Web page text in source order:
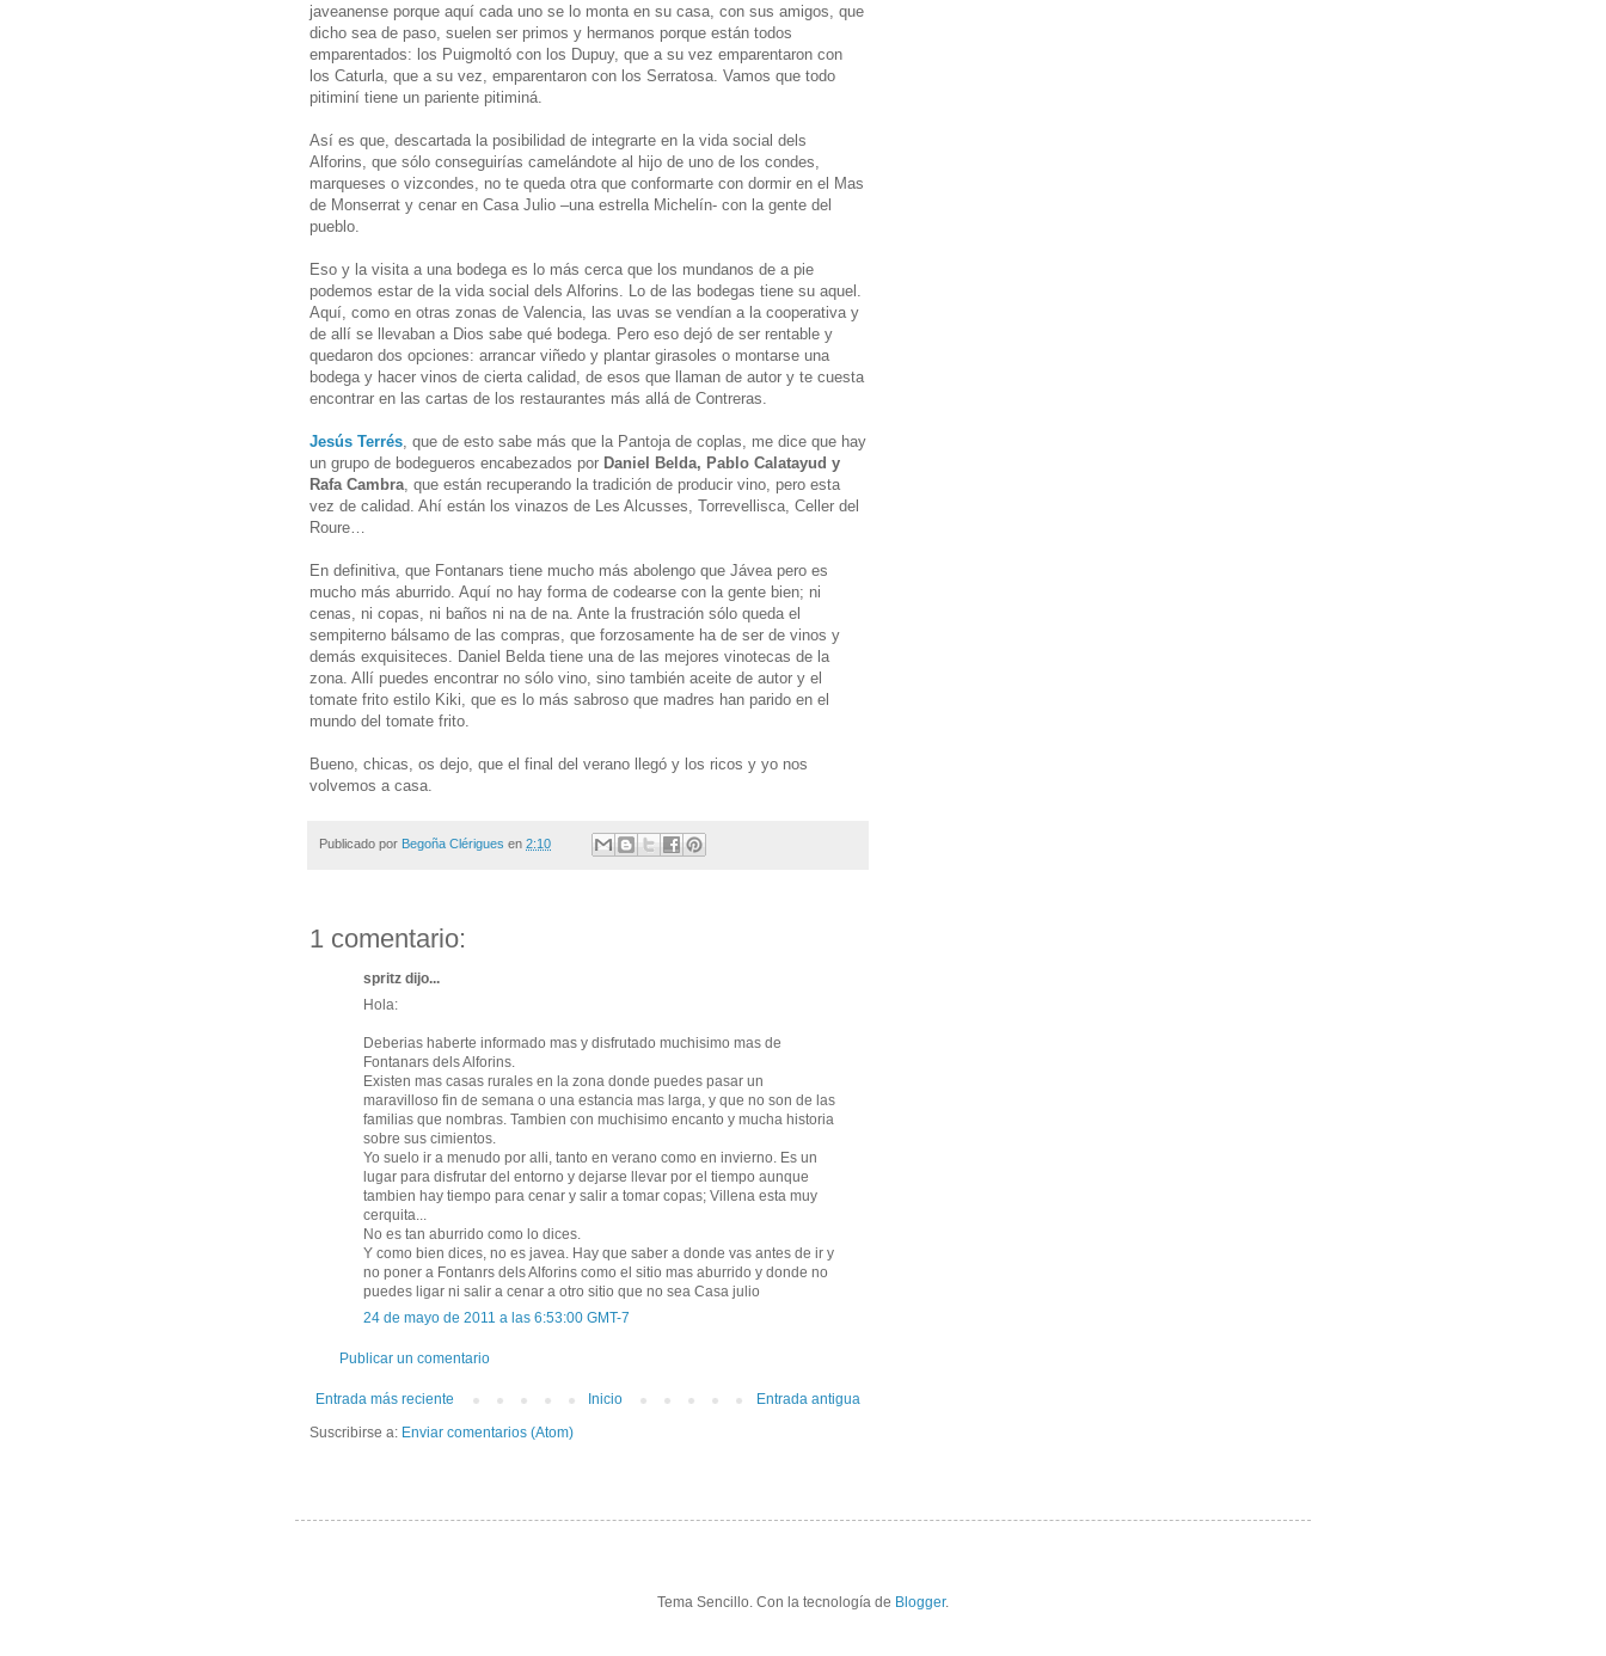
javeanense porque aquí cada uno se lo monta en su casa, con sus amigos, que
dicho sea de paso, suelen ser primos y hermanos porque están todos
emparentados: los Puigmoltó con los Dupuy, que a su vez emparentaron con
los Caturla, que a su vez, emparentaron con los Serratosa. Vamos que todo
pitiminí tiene un pariente pitiminá.
Así es que, descartada la posibilidad de integrarte en la vida social dels
Alforins, que sólo conseguirías camelándote al hijo de uno de los condes,
marqueses o vizcondes, no te queda otra que conformarte con dormir en el Mas
de Monserrat y cenar en Casa Julio –una estrella Michelín- con la gente del
pueblo.
Eso y la visita a una bodega es lo más cerca que los mundanos de a pie
podemos estar de la vida social dels Alforins. Lo de las bodegas tiene su aquel.
Aquí, como en otras zonas de Valencia, las uvas se vendían a la cooperativa y
de allí se llevaban a Dios sabe qué bodega. Pero eso dejó de ser rentable y
quedaron dos opciones: arrancar viñedo y plantar girasoles o montarse una
bodega y hacer vinos de cierta calidad, de esos que llaman de autor y te cuesta
encontrar en las cartas de los restaurantes más allá de Contreras.
Jesús Terrés , que de esto sabe más que la Pantoja de coplas, me dice que hay
un grupo de bodegueros encabezados por Daniel Belda, Pablo Calatayud y
Rafa Cambra , que están recuperando la tradición de producir vino, pero esta
vez de calidad. Ahí están los vinazos de Les Alcusses, Torrevellisca, Celler del
Roure…
En definitiva, que Fontanars tiene mucho más abolengo que Jávea pero es
mucho más aburrido. Aquí no hay forma de codearse con la gente bien; ni
cenas, ni copas, ni baños ni na de na. Ante la frustración sólo queda el
sempiterno bálsamo de las compras, que forzosamente ha de ser de vinos y
demás exquisiteces. Daniel Belda tiene una de las mejores vinotecas de la
zona. Allí puedes encontrar no sólo vino, sino también aceite de autor y el
tomate frito estilo Kiki, que es lo más sabroso que madres han parido en el
mundo del tomate frito.
Bueno, chicas, os dejo, que el final del verano llegó y los ricos y yo nos
volvemos a casa.
Publicado por Begoña Clérigues en 2:10
1 comentario:
spritz dijo...
Hola:
Deberias haberte informado mas y disfrutado muchisimo mas de
Fontanars dels Alforins.
Existen mas casas rurales en la zona donde puedes pasar un
maravilloso fin de semana o una estancia mas larga, y que no son de las
familias que nombras. Tambien con muchisimo encanto y mucha historia
sobre sus cimientos.
Yo suelo ir a menudo por alli, tanto en verano como en invierno. Es un
lugar para disfrutar del entorno y dejarse llevar por el tiempo aunque
tambien hay tiempo para cenar y salir a tomar copas; Villena esta muy
cerquita...
No es tan aburrido como lo dices.
Y como bien dices, no es javea. Hay que saber a donde vas antes de ir y
no poner a Fontanrs dels Alforins como el sitio mas aburrido y donde no
puedes ligar ni salir a cenar a otro sitio que no sea Casa julio
24 de mayo de 2011 a las 6:53:00 GMT-7
Publicar un comentario
Entrada más reciente Entrada antigua
Inicio
Suscribirse a: Enviar comentarios (Atom)
Tema Sencillo. Con la tecnología de Blogger.